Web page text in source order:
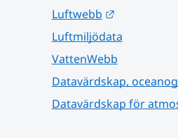
Luftwebb
Länk till
Luftmiljödata
VattenWebb
Datavärdskap,
Datavärdskap för